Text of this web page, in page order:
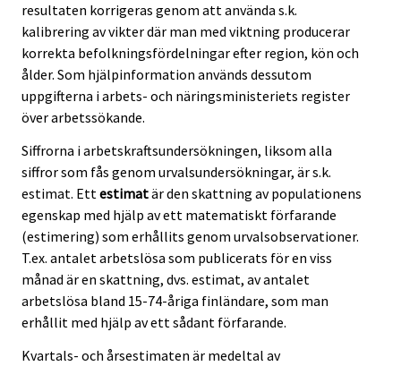
resultaten korrigeras genom att använda s.k.
kalibrering av vikter där man med viktning producerar
korrekta befolkningsfördelningar efter region, kön och
ålder. Som hjälpinformation används dessutom
uppgifterna i arbets- och näringsministeriets register
över arbetssökande.
Siffrorna i arbetskraftsundersökningen, liksom alla
siffror som fås genom urvalsundersökningar, är s.k.
estimat. Ett estimatär den skattning av populationens
egenskap med hjälp av ett matematiskt förfarande
(estimering) som erhållits genom urvalsobservationer.
T.ex. antalet arbetslösa som publicerats för en viss
månad är en skattning, dvs. estimat, av antalet
arbetslösa bland 15-74-åriga finländare, som man
erhållit med hjälp av ett sådant förfarande.
Kvartals- och årsestimaten är medeltal av